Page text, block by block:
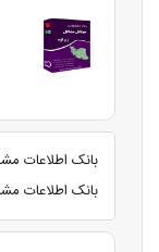
بانک اطلاعات
بانک اطلاعات